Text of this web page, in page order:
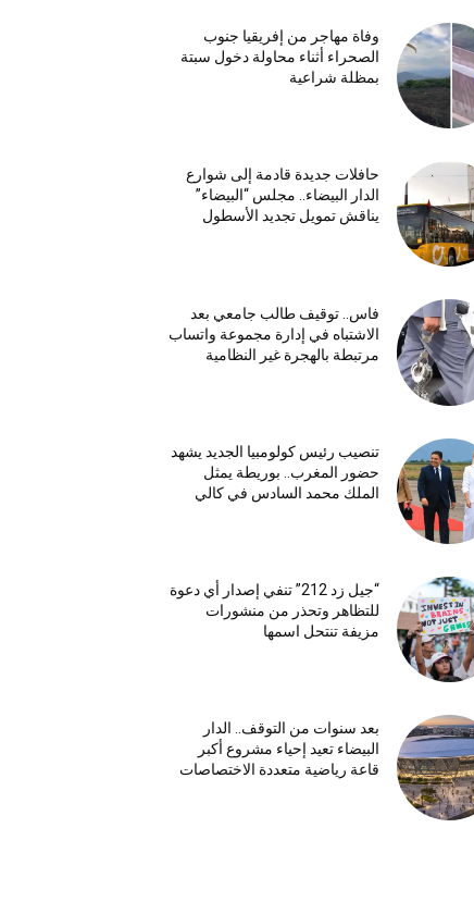
وفاة مهاجر من إفريقيا جنوب
الصحراء أثناء محاولة دخول سبتة
بمظلة شراعية
حافلات جديدة قادمة إلى شوارع
الدار البيضاء.. مجلس “البيضاء”
يناقش تمويل تجديد الأسطول
فاس.. توقيف طالب جامعي بعد
الاشتباه في إدارة مجموعة واتساب
مرتبطة بالهجرة غير النظامية
تنصيب رئيس كولومبيا الجديد يشهد
حضور المغرب.. بوريطة يمثل
الملك محمد السادس في كالي
“جيل زد 212” تنفي إصدار أي دعوة
للتظاهر وتحذر من منشورات
مزيفة تنتحل اسمها
بعد سنوات من التوقف.. الدار
البيضاء تعيد إحياء مشروع أكبر
قاعة رياضية متعددة الاختصاصات